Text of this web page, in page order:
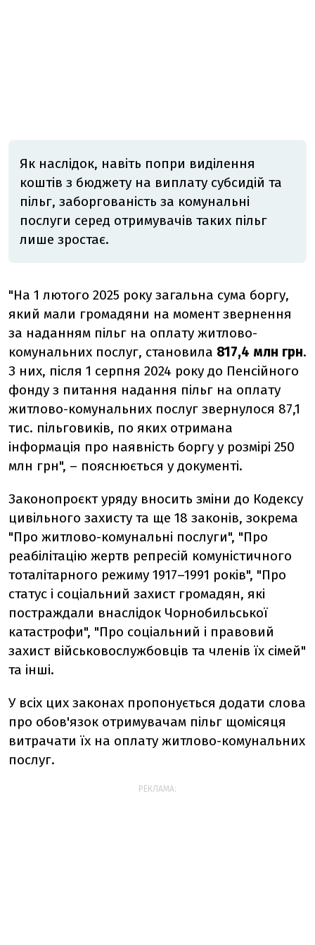
Як наслідок, навіть попри виділення
коштів з бюджету на виплату субсидій та
пільг, заборгованість за комунальні
послуги серед отримувачів таких пільг
лише зростає.
"На 1 лютого 2025 року загальна сума боргу,
який мали громадяни на момент звернення
за наданням пільг на оплату житлово-
комунальних послуг, становила 817,4 млн грн.
З них, після 1 серпня 2024 року до Пенсійного
фонду з питання надання пільг на оплату
житлово-комунальних послуг звернулося 87,1
тис. пільговиків, по яких отримана
інформація про наявність боргу у розмірі 250
млн грн", – пояснюється у документі.
Законопроєкт уряду вносить зміни до Кодексу
цивільного захисту та ще 18 законів, зокрема
"Про житлово-комунальні послуги", "Про
реабілітацію жертв репресій комуністичного
тоталітарного режиму 1917–1991 років", "Про
статус і соціальний захист громадян, які
постраждали внаслідок Чорнобильської
катастрофи", "Про соціальний і правовий
захист військовослужбовців та членів їх сімей"
та інші.
У всіх цих законах пропонується додати слова
про обов'язок отримувачам пільг щомісяця
витрачати їх на оплату житлово-комунальних
послуг.
РЕКЛАМА: